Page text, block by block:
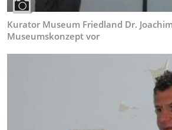
Kurator Museum Friedland Dr.
Museumskonzept vor